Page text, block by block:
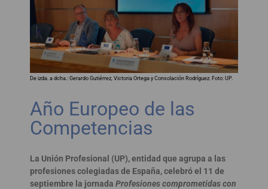
De izda. a dcha.: Gerardo Gutiérrez, Victoria Ortega y Consolación Rodríguez. Foto: UP.
Año Europeo de las
Competencias
La Unión Profesional (UP), entidad que agrupa a las
profesiones colegiadas de España, celebró el 11 de
septiembre la jornada Profesiones comprometidas con